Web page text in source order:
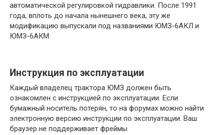
автоматической регулировкой гидравлики. После 1991
года, вплоть до начала нынешнего века, эту же
модификацию выпускали под названиями ЮМЗ-6АКЛ и
ЮМЗ-6АКМ.
Инструкция по эксплуатации
Каждый владелец трактора ЮМЗ должен быть
ознакомлен с инструкцией по эксплуатации. Если
бумажный носитель потерян, то на форумах можно найти
электронную версию инструкции по эксплуатации. Ваш
браузер не поддерживает фреймы